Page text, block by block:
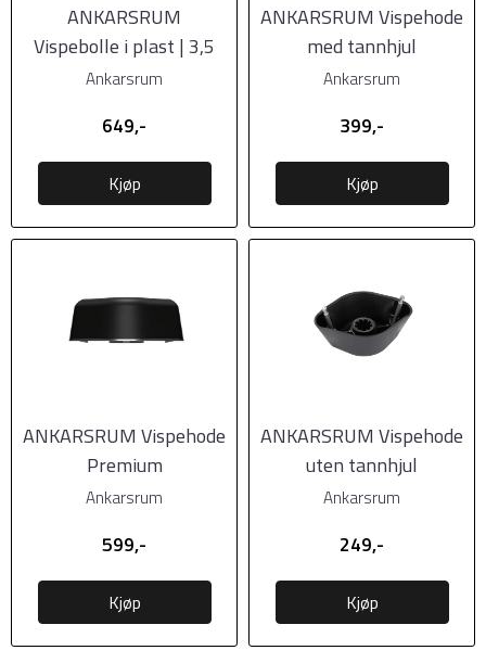
ANKARSRUM
Vispebolle i plast | 3,5
liter
Ankarsrum
649,-
Kjøp
ANKARSRUM Vispehode
med tannhjul
Ankarsrum
399,-
Kjøp
ANKARSRUM Vispehode
Premium
Ankarsrum
599,-
Kjøp
ANKARSRUM Vispehode
uten tannhjul
Ankarsrum
249,-
Kjøp